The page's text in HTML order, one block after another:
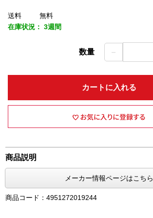
送料
無料
在庫状況： 3週間
数量 －
カートに入れる
商品説明
メーカー情報ページはこちら
商品コード：4951272019244